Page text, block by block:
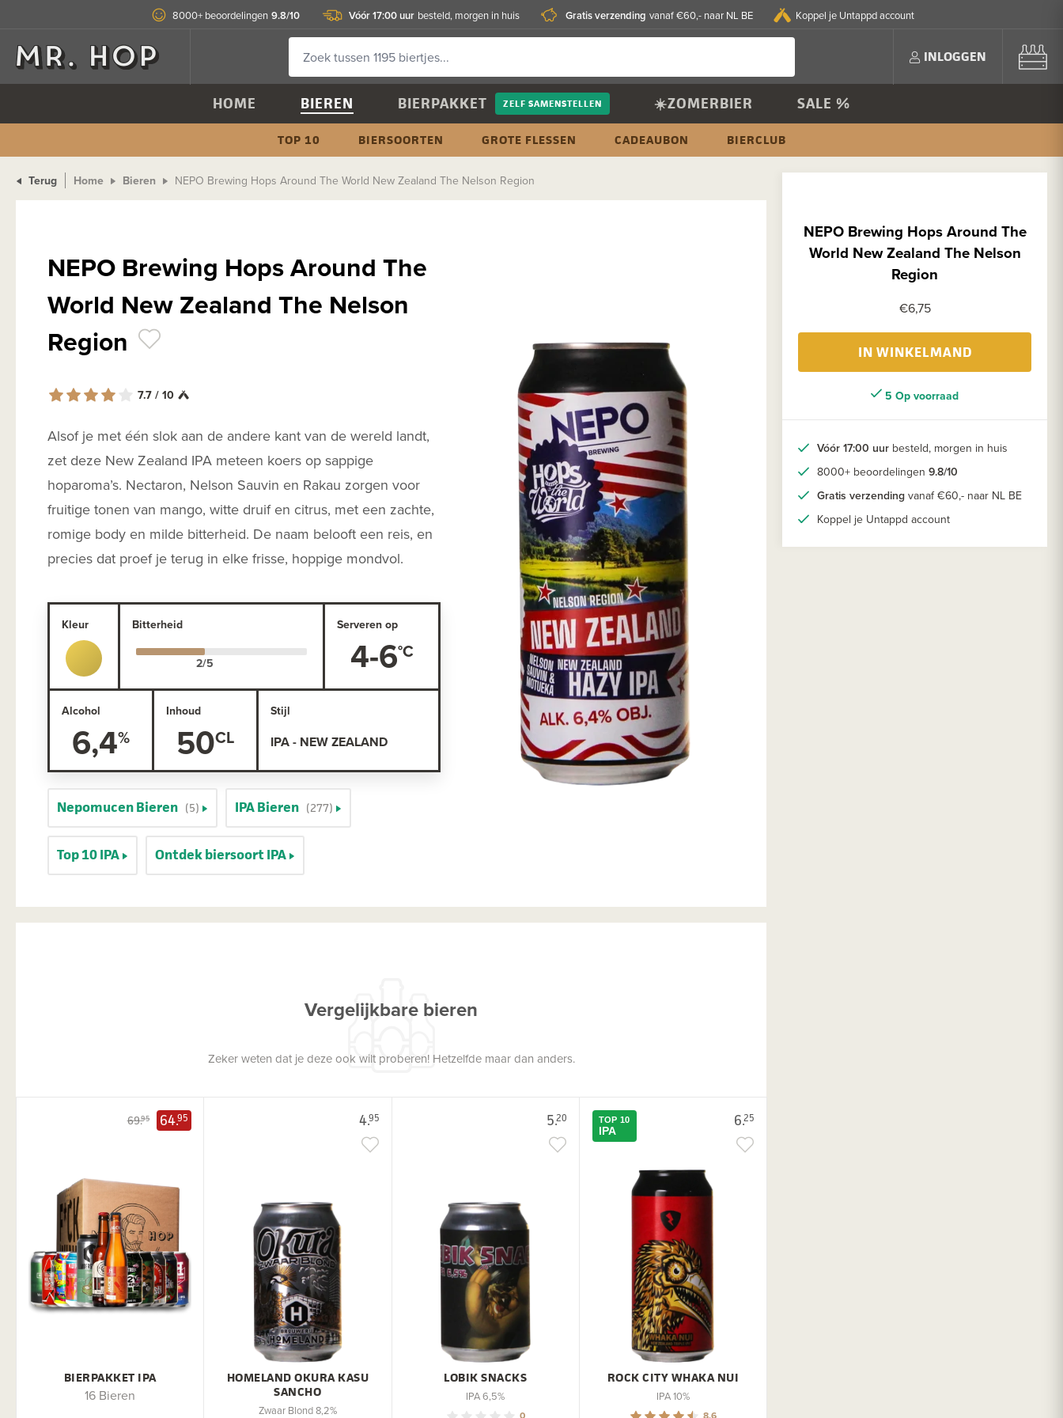
8000+ beoordelingen 9.8/10 Vóór 17:00 uur besteld, morgen in huis Gratis verzending vanaf €60,- naar NL BE Koppel je Untappd account
INLOGGEN
HOME BIEREN BIERPAKKET ZELF SAMENSTELLEN ☀️ZOMERBIER SALE %
TOP 10 BIERSOORTEN GROTE FLESSEN CADEAUBON BIERCLUB
Terug Home Bieren NEPO Brewing Hops Around The World New Zealand The Nelson Region
NEPO Brewing Hops Around The
World New Zealand The Nelson
Region
7.7 / 10
Alsof je met één slok aan de andere kant van de wereld landt,
zet deze New Zealand IPA meteen koers op sappige
hoparoma’s. Nectaron, Nelson Sauvin en Rakau zorgen voor
fruitige tonen van mango, witte druif en citrus, met een zachte,
romige body en milde bitterheid. De naam belooft een reis, en
precies dat proef je terug in elke frisse, hoppige mondvol.
Kleur Bitterheid Serveren op
4-6
Alcohol
6,4
Inhoud
50
Stijl
IPA - NEW ZEALAND
Nepomucen Bieren (5) IPA Bieren (277)
Top 10 IPA Ontdek biersoort IPA
NEPO Brewing Hops Around The
World New Zealand The Nelson
Region
€6,75
IN WINKELMAND
5 Op voorraad
Vóór 17:00 uur besteld, morgen in huis
8000+ beoordelingen 9.8/10
Gratis verzending vanaf €60,- naar NL BE
Koppel je Untappd account
Vergelijkbare bieren
Zeker weten dat je deze ook wilt proberen! Hetzelfde maar dan anders.
69.95 64.95
BIERPAKKET IPA
16 Bieren
4.95
HOMELAND OKURA KASU
SANCHO
Zwaar Blond 8,2%
5.20
LOBIK SNACKS
IPA 6,5%
0
6.25
TOP 10
IPA
ROCK CITY WHAKA NUI
IPA 10%
8.6